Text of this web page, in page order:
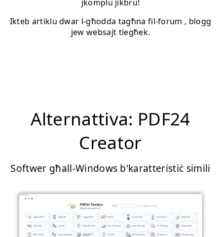
jkomplu jikbru!
Ikteb artiklu dwar l-għodda tagħna fil-forum , blogg
jew websajt tiegħek.
Alternattiva: PDF24
Creator
Softwer għall-Windows b'karatteristiċ simili